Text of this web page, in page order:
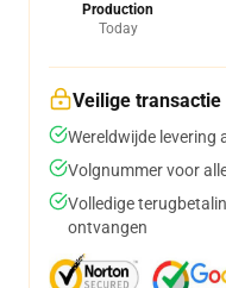
Production
Today
Veilige transactie
Wereldwijde levering
Volgnummer voor
Volledige
ontvangen